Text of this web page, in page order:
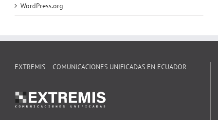
WordPress.org
EXTREMIS – COMUNICACIONES UNIFICADAS EN ECUADOR